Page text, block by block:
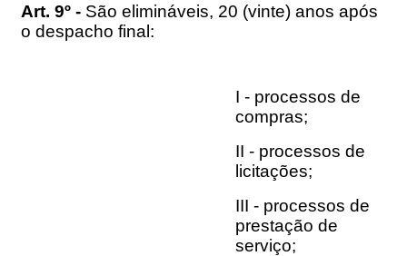
Art. 9º - São elimináveis, 20 (vinte) anos após
o despacho final:
I - processos de
compras;
II - processos de
licitações;
III - processos de
prestação de
serviço;